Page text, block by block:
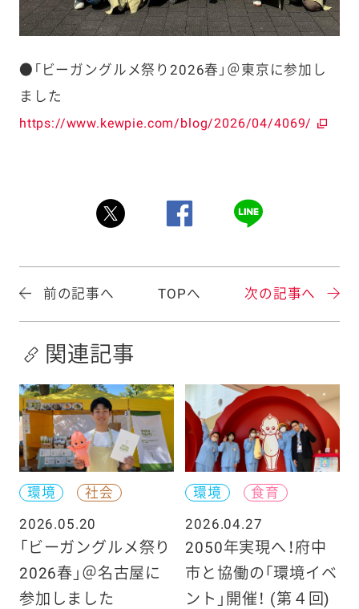
●「ビーガングルメ祭り2026春」＠東京に参加し
ました
https://www.kewpie.com/blog/2026/04/4069/
前の記事へ TOPへ 次の記事へ
関連記事
環境
社会
2026.05.20
「ビーガングルメ祭り
2026春」＠名古屋に
参加しました
環境
食育
2026.04.27
2050年実現へ！府中
市と協働の「環境イベ
ント」開催！ (第４回)